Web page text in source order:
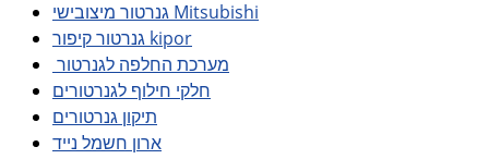
גנרטור מיצובישי Mitsubishi
גנרטור קיפור kipor
מערכת החלפה לגנרטור
חלקי חילוף לגנרטורים
תיקון גנרטורים
ארון חשמל נייד